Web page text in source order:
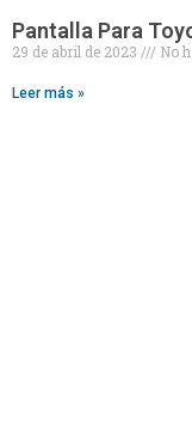
Pantalla Para
29 de abril de 2023 No
Leer más »